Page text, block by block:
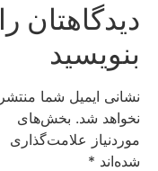
دیدگاهتان را
بنویسید
نشانی ایمیل شما منتشر
نخواهد شد. بخش‌های
موردنیاز علامت‌گذاری
شده‌اند *